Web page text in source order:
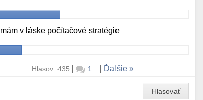
v láske počítačové stratégie
Hlasov: 435 | 1 Ďalšie
Hlasovať